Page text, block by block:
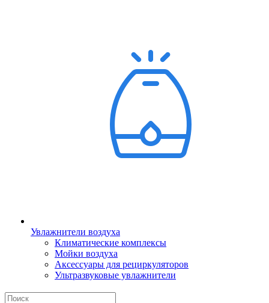
Увлажнители воздуха
Климатические комплексы
Мойки воздуха
Аксессуары для рециркуляторов
Ультразвуковые увлажнители